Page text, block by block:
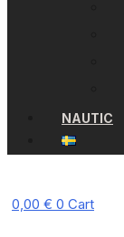
NAUTIC
0,00 € 0 Cart